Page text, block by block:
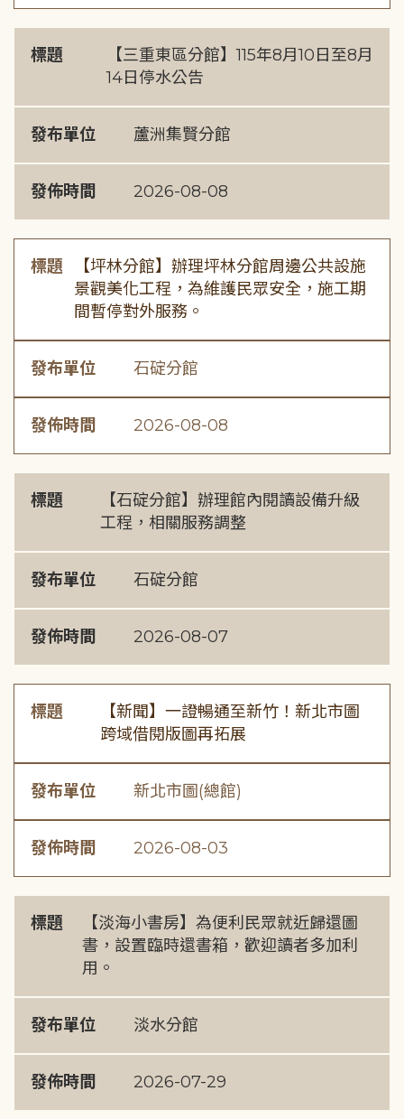
標題
【三重東區分館】115年8月10日至8月
14日停水公告
發布單位 蘆洲集賢分館
發佈時間 2026-08-08
標題
【坪林分館】辦理坪林分館周邊公共設施
景觀美化工程，為維護民眾安全，施工期
間暫停對外服務。
發布單位 石碇分館
發佈時間 2026-08-08
標題
【石碇分館】辦理館內閱讀設備升級
工程，相關服務調整
發布單位 石碇分館
發佈時間 2026-08-07
標題
【新聞】一證暢通至新竹！新北市圖
跨域借閱版圖再拓展
發布單位 新北市圖(總館)
發佈時間 2026-08-03
標題
【淡海小書房】為便利民眾就近歸還圖
書，設置臨時還書箱，歡迎讀者多加利
用。
發布單位 淡水分館
發佈時間 2026-07-29